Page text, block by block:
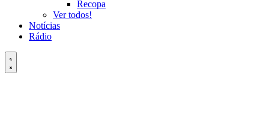
Recopa
Ver todos!
Notícias
Rádio